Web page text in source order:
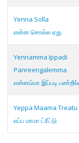
Yenna Solla
என்ன சொல்ல ஏது
Yennamma Ippadi
Panreengalemma
என்னம்மா இப்படி
Yeppa Maama Treatu
எப்ப மாமா ட்ரீட்டு